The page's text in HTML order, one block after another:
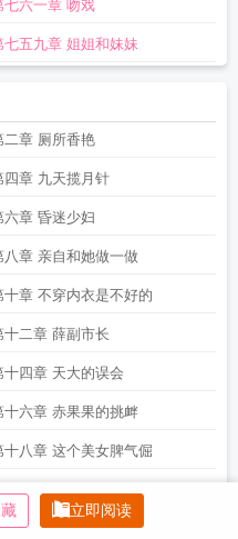
七六一章 吻戏
七五九章 姐姐和妹妹
二章 厕所香艳
四章 九天揽月针
六章 昏迷少妇
八章 亲自和她做一做
十章 不穿内衣是不好的
十二章 薛副市长
十四章 天大的误会
十六章 赤果果的挑衅
十八章 这个美女脾气倔
二十章 校花的怪病
二十二章 校花神奇康复
立即阅读